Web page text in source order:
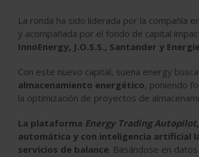
La ronda ha sido liderada por la compañía
y acompañada por el fondo de capital
InnoEnergy, J.O.S.S., Santander y
Con este nuevo capital, suena energy
almacenamiento energético, poniendo
la optimización de proyectos de
La plataforma Energy Trading Autopilot
automática y con inteligencia artificial
servicios de balance. Basándose en